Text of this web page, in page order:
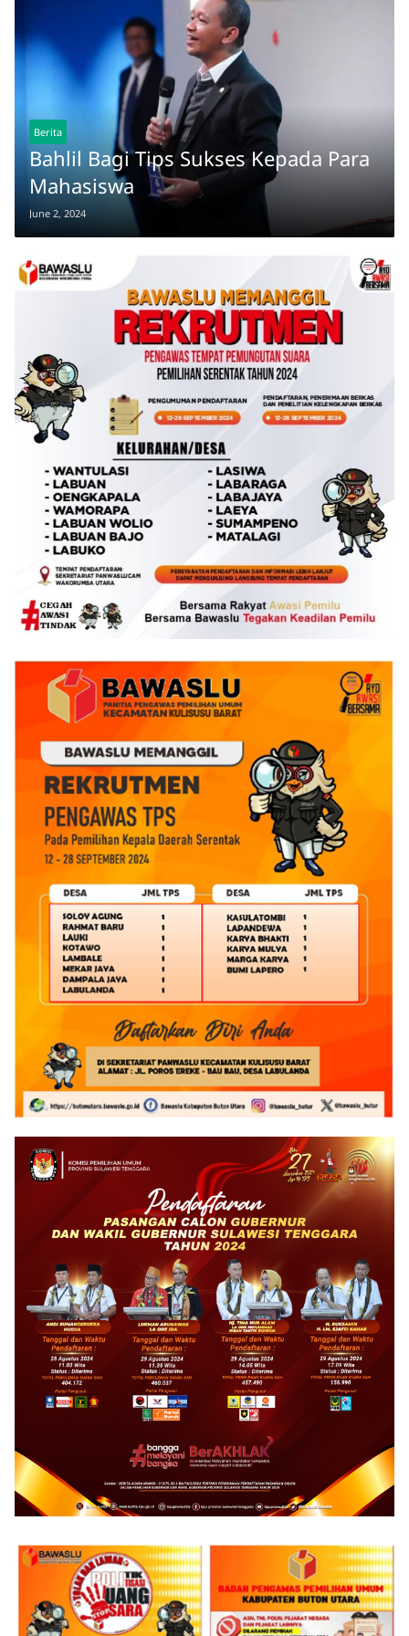
Berita
Bahlil Bagi Tips Sukses Kepada Para
Mahasiswa
June 2, 2024